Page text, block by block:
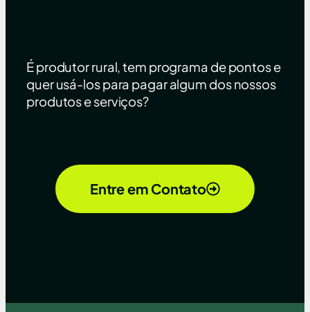
É produtor rural, tem programa de pontos e
quer usá-los para pagar algum dos nossos
produtos e serviços?
Entre em Contato